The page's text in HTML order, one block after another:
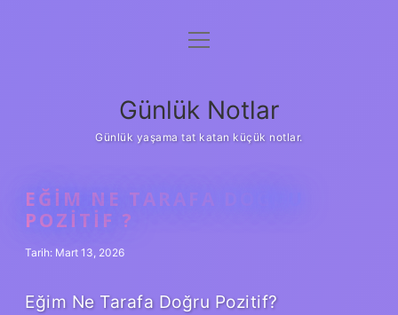
Anasayfa
Yasal Uyarı
menüyü
Günlük Notlar
Günlük yaşama tat katan küçük notlar.
EĞIM NE TARAFA DOĞRU
POZITIF ?
Tarih: Mart 13, 2026
Eğim Ne Tarafa Doğru Pozitif?